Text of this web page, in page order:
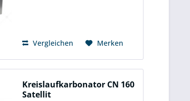
Kombination...
Vergleichen Merken
Kreislaufkarbonator CN 160
Satellit